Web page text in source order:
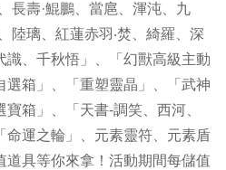
長壽·鯤鵬、當扈、渾沌、九
陸璃、紅蓮赤羽‧焚、綺羅、深
識、千秋悟」、「幻獸高級主動
選箱」、「重塑靈晶」、「武神
箱」、「天書-調笑、西河、
命運之輪」、元素靈符、元素盾
道具等你來拿！活動期間每儲值